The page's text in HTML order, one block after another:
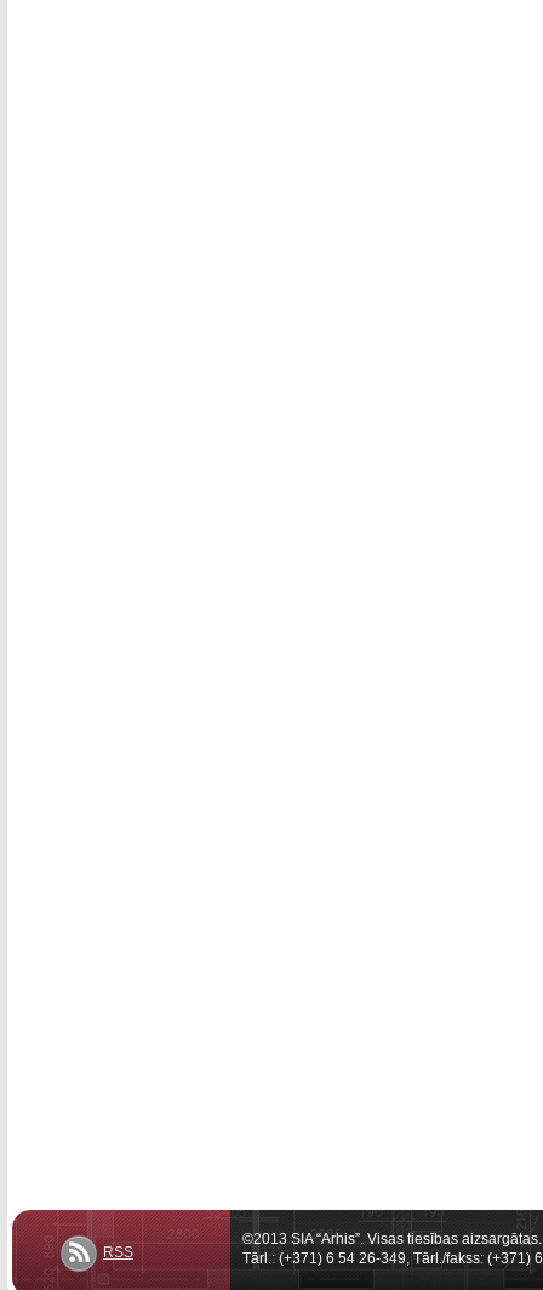
RSS
©2013 SIA “Arhis”. Visas tiesības aizsargātas.
Tārl.: (+371) 6 54 26-349, Tārl./fakss: (+371)